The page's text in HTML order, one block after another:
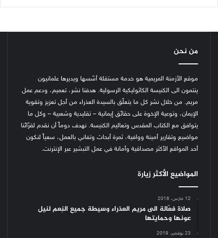
من نحن
موقع الأزمنة المريمية هو خدمة مستقلة أسّسها ويديرها علمانيون
ينتمون الى الكنيسة الكاثوليكية الرسولية. هدفنا نشر، تعميم، ودعم عمل
مريم. من خلال نشر كل ما يتعلّق بالسيدة العذراء من أجل تعزيز وتقوية
الإيمان، وتوعية الإخوة على حقائق إيمانية – تقليدية وشعبية – وكل ما
يتوافق مع الكتاب المقدس وتعاليم الكنيسة. نهدف دوماً أن نقدم لقرّائنا
مواضيع وتقارير أمينة ووافية، ثمرة أبحاث وتفاني بالعمل، سعياً لنكون
أحد المواقع الأكثر مصداقية وأمانة في عمل التبشير عبر الإنترنت.
المواضيع الأكثر زيارة
12 مارس، 2018
صلاة فعّالة الى مريم العذراء وسيطة جميع النِعم لنيل
عونها وحمايتها
23 نوفمبر، 2019